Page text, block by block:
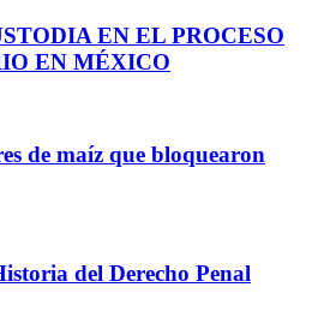
EN EL PROCESO
EN MÉXICO
de maíz que bloquearon
del Derecho Penal